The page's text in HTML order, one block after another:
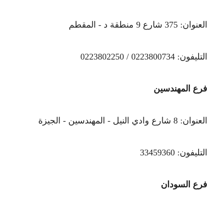
العنوان: 375 شارع 9 منطقة د - المقطم
التليفون: 0223800734 / 0223802250
فرع المهندسين
العنوان: 8 شارع وادي النيل - المهندسين - الجيزة
التليفون: 33459360
فرع السودان